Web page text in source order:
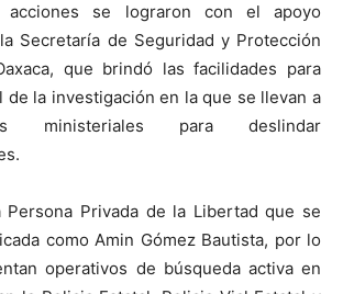
acciones se lograron con el apoyo
Secretaría de Seguridad y Protección
que brindó las facilidades para
de la investigación en la que se llevan a
ministeriales para deslindar
Persona Privada de la Libertad que se
como Amin Gómez Bautista, por lo
operativos de búsqueda activa en